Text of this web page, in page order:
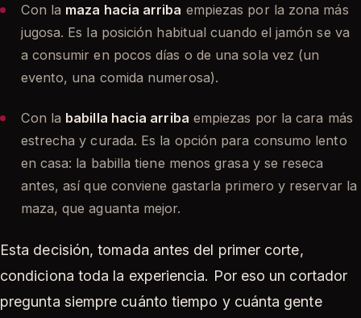
Con la maza hacia arriba empiezas por la zona más
jugosa. Es la posición habitual cuando el jamón se va
a consumir en pocos días o de una sola vez (un
evento, una comida numerosa).
Con la babilla hacia arriba empiezas por la cara más
estrecha y curada. Es la opción para consumo lento
en casa: la babilla tiene menos grasa y se reseca
antes, así que conviene gastarla primero y reservar la
maza, que aguanta mejor.
Esta decisión, tomada antes del primer corte,
condiciona toda la experiencia. Por eso un cortador
pregunta siempre cuánto tiempo y cuánta gente